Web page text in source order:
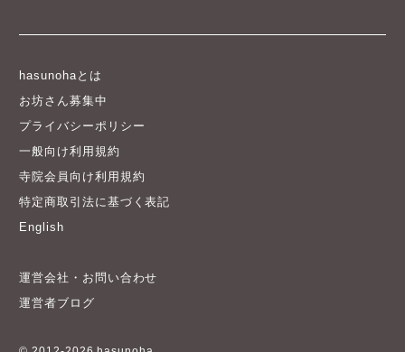
hasunohaとは
お坊さん募集中
プライバシーポリシー
一般向け利用規約
寺院会員向け利用規約
特定商取引法に基づく表記
English
運営会社・お問い合わせ
運営者ブログ